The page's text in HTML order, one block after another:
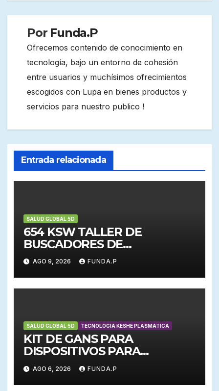
Por Funda.P
Ofrecemos contenido de conocimiento en
tecnología, bajo un entorno de cohesión
entre usuarios y muchísimos ofrecimientos
escogidos con Lupa en bienes productos y
servicios para nuestro publico !
Entrada relacionada
SALUD GLOBAL 5D
654 KSW TALLER DE
BUSCADORES DE
CONOCIMIENTO
AGO 9, 2026 FUNDA.P
SALUD GLOBAL 5D TECNOLOGIA KESHE PLASMATICA
KIT DE GANS PARA
DISPOSITIVOS PARA
EMERGENCIAS
AGO 6, 2026 FUNDA.P